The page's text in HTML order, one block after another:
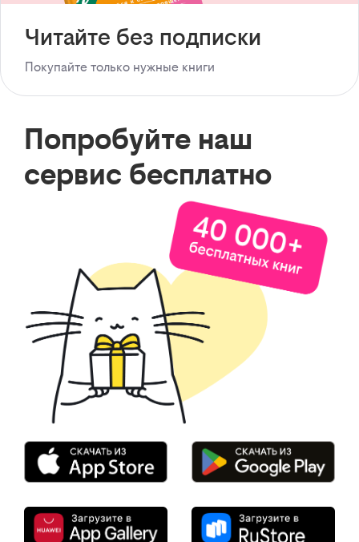
Читайте без подписки
Покупайте только нужные книги
Попробуйте наш
сервис бесплатно